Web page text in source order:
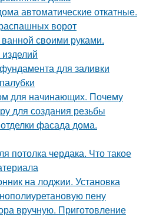
автоматические откатные.
ворот
своими руками.
для заливки
для начинающих. Почему
для создания резьбы
фасада дома.
потолка чердака. Что такое
на лоджии. Установка
пену
вручную. Приготовление